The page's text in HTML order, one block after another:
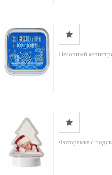
Песочный
Фоторамка с